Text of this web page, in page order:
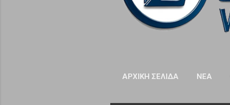
ΑΡΧΙΚΉ ΣΕΛΊΔΑ NΈΑ